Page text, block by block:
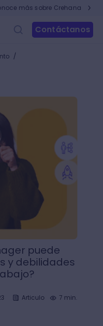
más sobre Crehana
Contáctanos
/
detectar fortalezas
puede
y debilidades
Articulo 7 min.